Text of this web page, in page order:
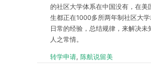
的社区大学体系在中国没有，在美
生都正在1000多所两年制社区大
日常的经验，总结规律，来解决未
人之常情。
转学申请, 陈航说留美